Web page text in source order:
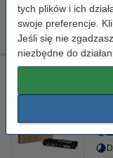
tych plików i ich
swoje preferencje.
Jeśli się nie
niezbędne do